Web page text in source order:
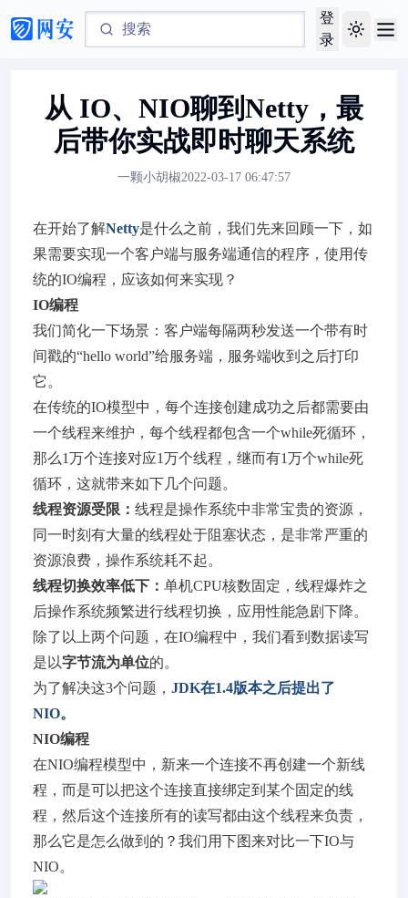
登
录
Toggle
从 IO、NIO聊到Netty，最
后带你实战即时聊天系统
一颗小胡椒2022-03-17 06:47:57
在开始了解Netty是什么之前，我们先来回顾一下，如
果需要实现一个客户端与服务端通信的程序，使用传
统的IO编程，应该如何来实现？
IO编程
我们简化一下场景：客户端每隔两秒发送一个带有时
间戳的“hello world”给服务端，服务端收到之后打印
它。
在传统的IO模型中，每个连接创建成功之后都需要由
一个线程来维护，每个线程都包含一个while死循环，
那么1万个连接对应1万个线程，继而有1万个while死
循环，这就带来如下几个问题。
线程资源受限： 线程是操作系统中非常宝贵的资源，
同一时刻有大量的线程处于阻塞状态，是非常严重的
资源浪费，操作系统耗不起。
线程切换效率低下： 单机CPU核数固定，线程爆炸之
后操作系统频繁进行线程切换，应用性能急剧下降。
除了以上两个问题，在IO编程中，我们看到数据读写
是以字节流为单位的。
为了解决这3个问题， JDK在1.4版本之后提出了
NIO。
NIO编程
在NIO编程模型中，新来一个连接不再创建一个新线
程，而是可以把这个连接直接绑定到某个固定的线
程，然后这个连接所有的读写都由这个线程来负责，
那么它是怎么做到的？我们用下图来对比一下IO与
NIO。